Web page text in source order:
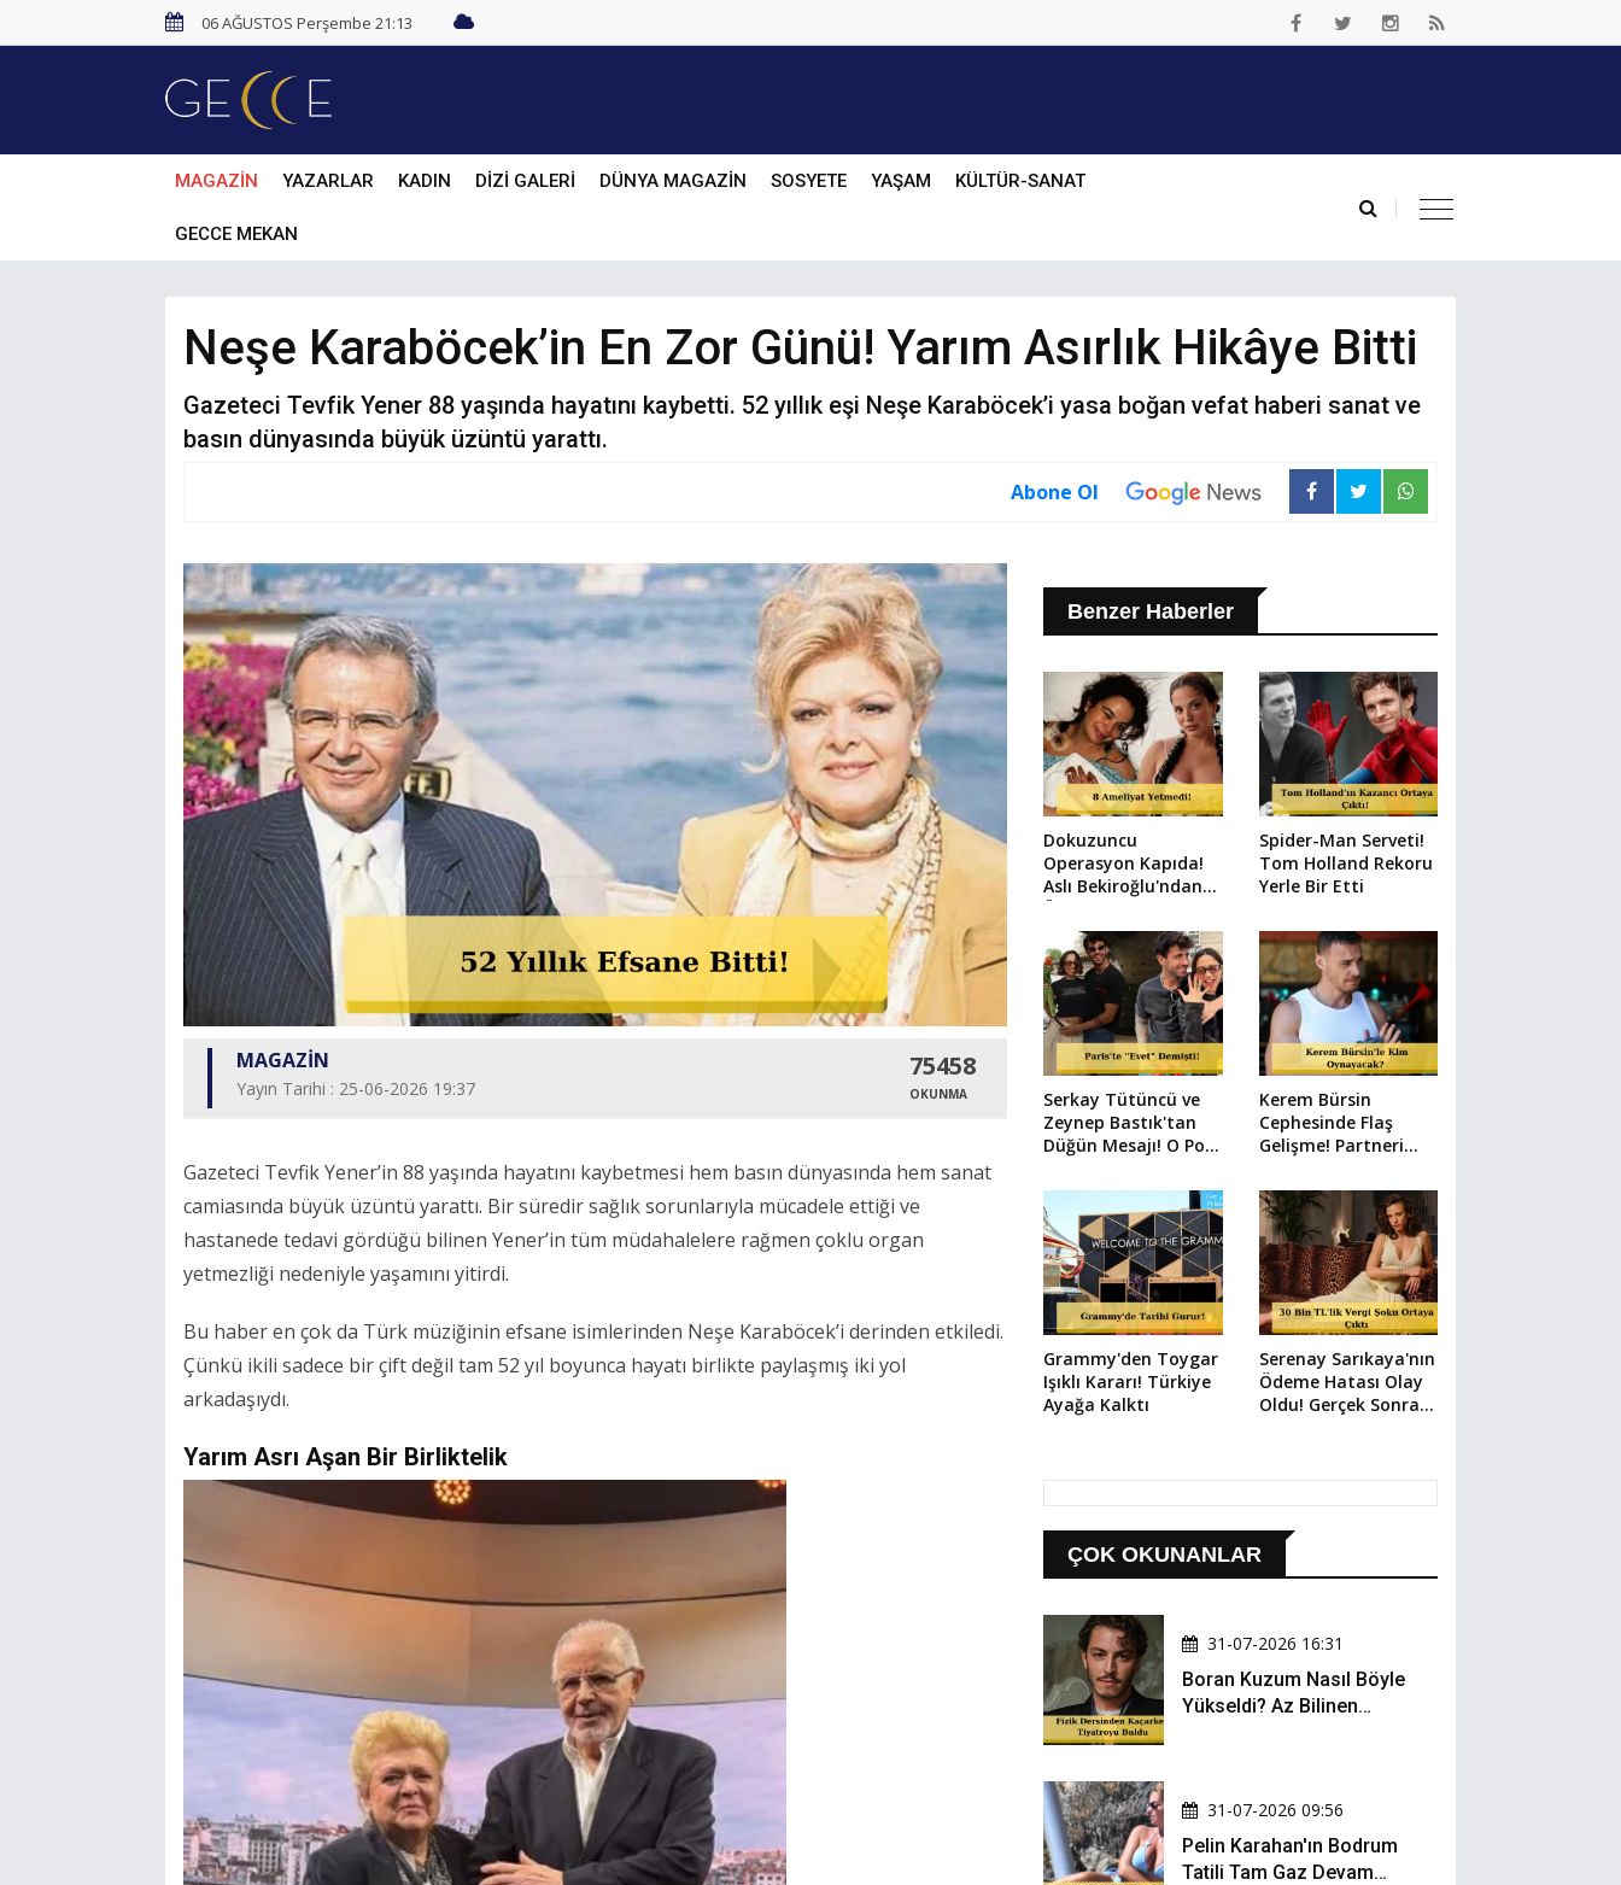
06 AĞUSTOS Perşembe 21:13
MAGAZİN YAZARLAR KADIN DİZİ GALERİ DÜNYA MAGAZİN SOSYETE YAŞAM KÜLTÜR-SANAT
GECCE MEKAN
Neşe Karaböcek’in En Zor Günü! Yarım Asırlık Hikâye Bitti
Gazeteci Tevfik Yener 88 yaşında hayatını kaybetti. 52 yıllık eşi Neşe Karaböcek’i yasa boğan vefat haberi sanat ve
basın dünyasında büyük üzüntü yarattı.
Abone Ol
MAGAZİN
Yayın Tarihi : 25-06-2026 19:37
75458
OKUNMA
Gazeteci Tevfik Yener’in 88 yaşında hayatını kaybetmesi hem basın dünyasında hem sanat
camiasında büyük üzüntü yarattı. Bir süredir sağlık sorunlarıyla mücadele ettiği ve
hastanede tedavi gördüğü bilinen Yener’in tüm müdahalelere rağmen çoklu organ
yetmezliği nedeniyle yaşamını yitirdi.
Bu haber en çok da Türk müziğinin efsane isimlerinden Neşe Karaböcek’i derinden etkiledi.
Çünkü ikili sadece bir çift değil tam 52 yıl boyunca hayatı birlikte paylaşmış iki yol
arkadaşıydı.
Yarım Asrı Aşan Bir Birliktelik
Benzer Haberler
Dokuzuncu
Operasyon Kapıda!
Aslı Bekiroğlu'ndan
Üzen Paylaşım
Spider-Man Serveti!
Tom Holland Rekoru
Yerle Bir Etti
Serkay Tütüncü ve
Zeynep Bastık'tan
Düğün Mesajı! O Poz
Kerem Bürsin
Cephesinde Flaş
Gelişme! Partneri
Grammy'den Toygar
Işıklı Kararı! Türkiye
Ayağa Kalktı
Serenay Sarıkaya'nın
Ödeme Hatası Olay
Oldu! Gerçek Sonra
ÇOK OKUNANLAR
31-07-2026 16:31
Boran Kuzum Nasıl Böyle
Yükseldi? Az Bilinen
31-07-2026 09:56
Pelin Karahan'ın Bodrum
Tatili Tam Gaz Devam